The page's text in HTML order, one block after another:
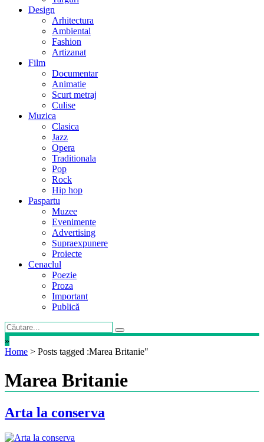
Design
Arhitectura
Ambiental
Fashion
Artizanat
Film
Documentar
Animatie
Scurt metraj
Culise
Muzica
Clasica
Jazz
Opera
Traditionala
Pop
Rock
Hip hop
Paspartu
Muzee
Evenimente
Advertising
Supraexpunere
Proiecte
Cenaclul
Poezie
Proza
Important
Publică
»
Home > Posts tagged :Marea Britanie"
Marea Britanie
Arta la conserva